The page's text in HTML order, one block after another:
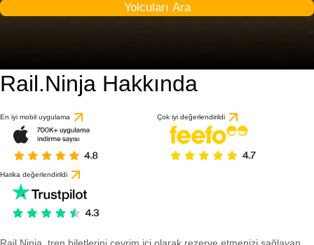
Yolcuları Ara
Rail.Ninja Hakkında
En iyi mobil uygulama Çok iyi değerlendirildi
Harika değerlendirildi